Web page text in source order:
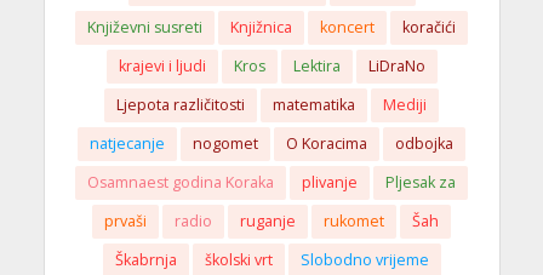
Književni susreti
Knjižnica koncert
koračići
krajevi i ljudi
Kros Lektira
LiDraNo
Ljepota različitosti
matematika
Mediji
natjecanje
nogomet O Koracima
odbojka
Osamnaest godina Koraka
plivanje
Pljesak za
prvaši
radio ruganje rukomet
Šah
Škabrnja
školski vrt
Slobodno vrijeme